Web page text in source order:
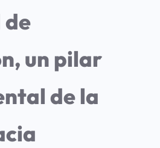
un pilar
de la